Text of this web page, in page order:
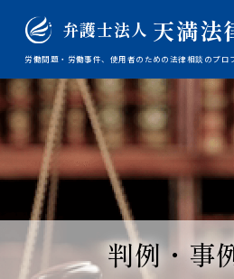
弁護士法人 天満法
労働問題・労働事件、使用者のための法律相談のプロ
判例・事